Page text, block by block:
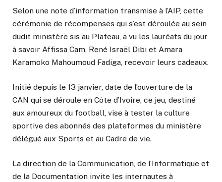
Selon une note d’information transmise à l’AIP, cette
cérémonie de récompenses qui s’est déroulée au sein
dudit ministère sis au Plateau, a vu les lauréats du jour
à savoir Affissa Cam, René Israël Dibi et Amara
Karamoko Mahoumoud Fadiga, recevoir leurs cadeaux.
Initié depuis le 13 janvier, date de l’ouverture de la
CAN qui se déroule en Côte d’Ivoire, ce jeu, destiné
aux amoureux du football, vise à tester la culture
sportive des abonnés des plateformes du ministère
délégué aux Sports et au Cadre de vie.
La direction de la Communication, de l’Informatique et
de la Documentation invite les internautes à